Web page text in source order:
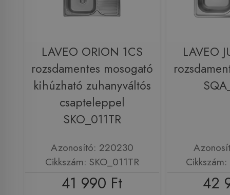
LAVEO ORION 1CS
rozsdamentes mosogató
kihúzható zuhanyváltós
csapteleppel
SKO_011TR
Azonosító: 220230
Cikkszám: SKO_011TR
41 990 Ft
LAVEO
42